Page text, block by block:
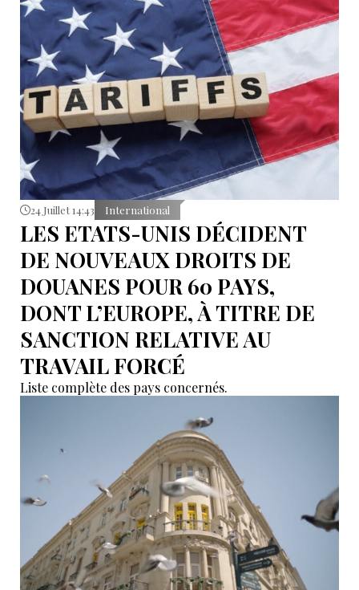
24 Juillet 14:43 International
LES ETATS-UNIS DÉCIDENT
DE NOUVEAUX DROITS DE
DOUANES POUR 60 PAYS,
DONT L’EUROPE, À TITRE DE
SANCTION RELATIVE AU
TRAVAIL FORCÉ
Liste complète des pays concernés.